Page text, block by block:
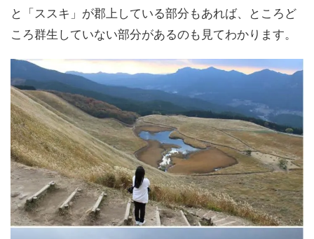
と「ススキ」が郡上している部分もあれば、ところど
ころ群生していない部分があるのも見てわかります。